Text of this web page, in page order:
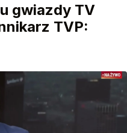
gwiazdy TV
TVP: